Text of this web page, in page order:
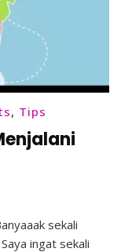
, Tips
sekali
ingat sekali